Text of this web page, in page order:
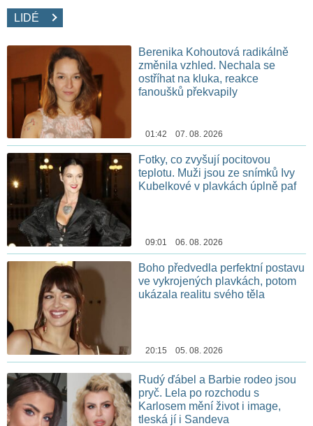
LIDÉ
Berenika Kohoutová radikálně
změnila vzhled. Nechala se
ostříhat na kluka, reakce
fanoušků překvapily
01:42 07. 08. 2026
Fotky, co zvyšují pocitovou
teplotu. Muži jsou ze snímků Ivy
Kubelkové v plavkách úplně paf
09:01 06. 08. 2026
Boho předvedla perfektní postavu
ve vykrojených plavkách, potom
ukázala realitu svého těla
20:15 05. 08. 2026
Rudý ďábel a Barbie rodeo jsou
pryč. Lela po rozchodu s
Karlosem mění život i image,
tleská jí i Sandeva